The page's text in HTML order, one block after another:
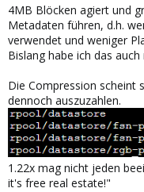
4MB Blöcken agiert und
Metadaten führen, d.h.
verwendet und weniger
Bislang habe ich das
Die Compression scheint
dennoch auszuzahlen.
1.22x mag nicht jeden
it's free real estate!"